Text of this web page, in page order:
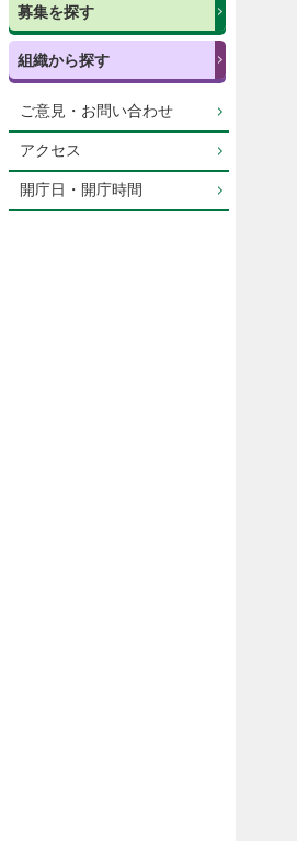
募集を探す
組織から探す
ご意見・お問い合わせ
アクセス
開庁日・開庁時間